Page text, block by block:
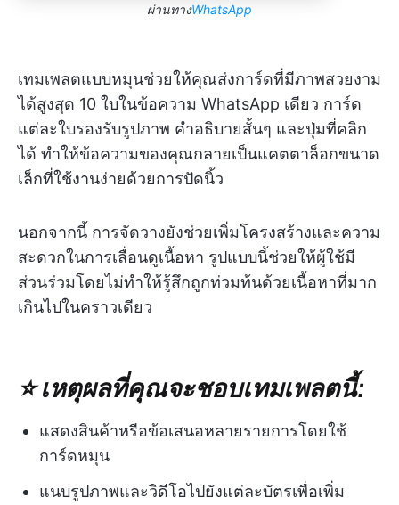
ผ่านทางWhatsApp
เทมเพลตแบบหมุนช่วยให้คุณส่งการ์ดที่มีภาพสวยงาม
ได้สูงสุด 10 ใบในข้อความ WhatsApp เดียว การ์ด
แต่ละใบรองรับรูปภาพ คำอธิบายสั้นๆ และปุ่มที่คลิก
ได้ ทำให้ข้อความของคุณกลายเป็นแคตตาล็อกขนาด
เล็กที่ใช้งานง่ายด้วยการปัดนิ้ว
นอกจากนี้ การจัดวางยังช่วยเพิ่มโครงสร้างและความ
สะดวกในการเลื่อนดูเนื้อหา รูปแบบนี้ช่วยให้ผู้ใช้มี
ส่วนร่วมโดยไม่ทำให้รู้สึกถูกท่วมท้นด้วยเนื้อหาที่มาก
เกินไปในคราวเดียว
⭐ เหตุผลที่คุณจะชอบเทมเพลตนี้:
แสดงสินค้าหรือข้อเสนอหลายรายการโดยใช้
การ์ดหมุน
แนบรูปภาพและวิดีโอไปยังแต่ละบัตรเพื่อเพิ่ม